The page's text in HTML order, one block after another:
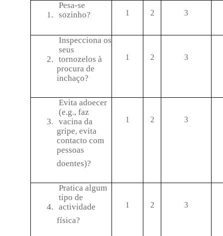
1.
Pesa-se
sozinho?
1 2 3
2.
Inspecciona os
seus
tornozelos à
1 2 3
procura de
inchaço?
3.
Evita adoecer
(e.g., faz
vacina da
1 2 3
gripe, evita
contacto com
pessoas
doentes)?
4.
Pratica algum
tipo de
actividade
1 2 3
física?